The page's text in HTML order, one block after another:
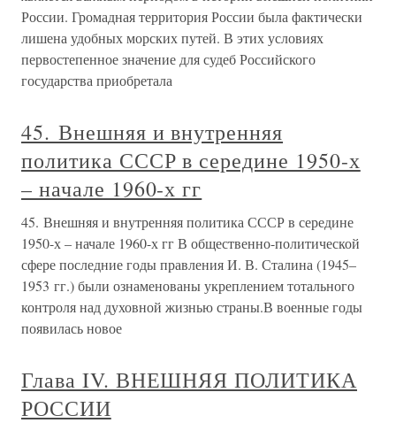
России. Громадная территория России была фактически
лишена удобных морских путей. В этих условиях
первостепенное значение для судеб Российского
государства приобретала
45. Внешняя и внутренняя
политика СССР в середине 1950-х
– начале 1960-х гг
45. Внешняя и внутренняя политика СССР в середине
1950-х – начале 1960-х гг В общественно-политической
сфере последние годы правления И. В. Сталина (1945–
1953 гг.) были ознаменованы укреплением тотального
контроля над духовной жизнью страны.В военные годы
появилась новое
Глава IV. ВНЕШНЯЯ ПОЛИТИКА
РОССИИ